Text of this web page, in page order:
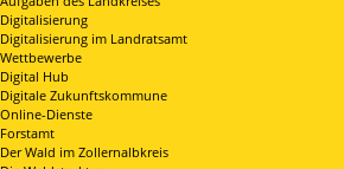
Digitalisierung
Digitalisierung im Landratsamt
Wettbewerbe
Digital Hub
Digitale Zukunftskommune
Online-Dienste
Forstamt
Der Wald im Zollernalbkreis